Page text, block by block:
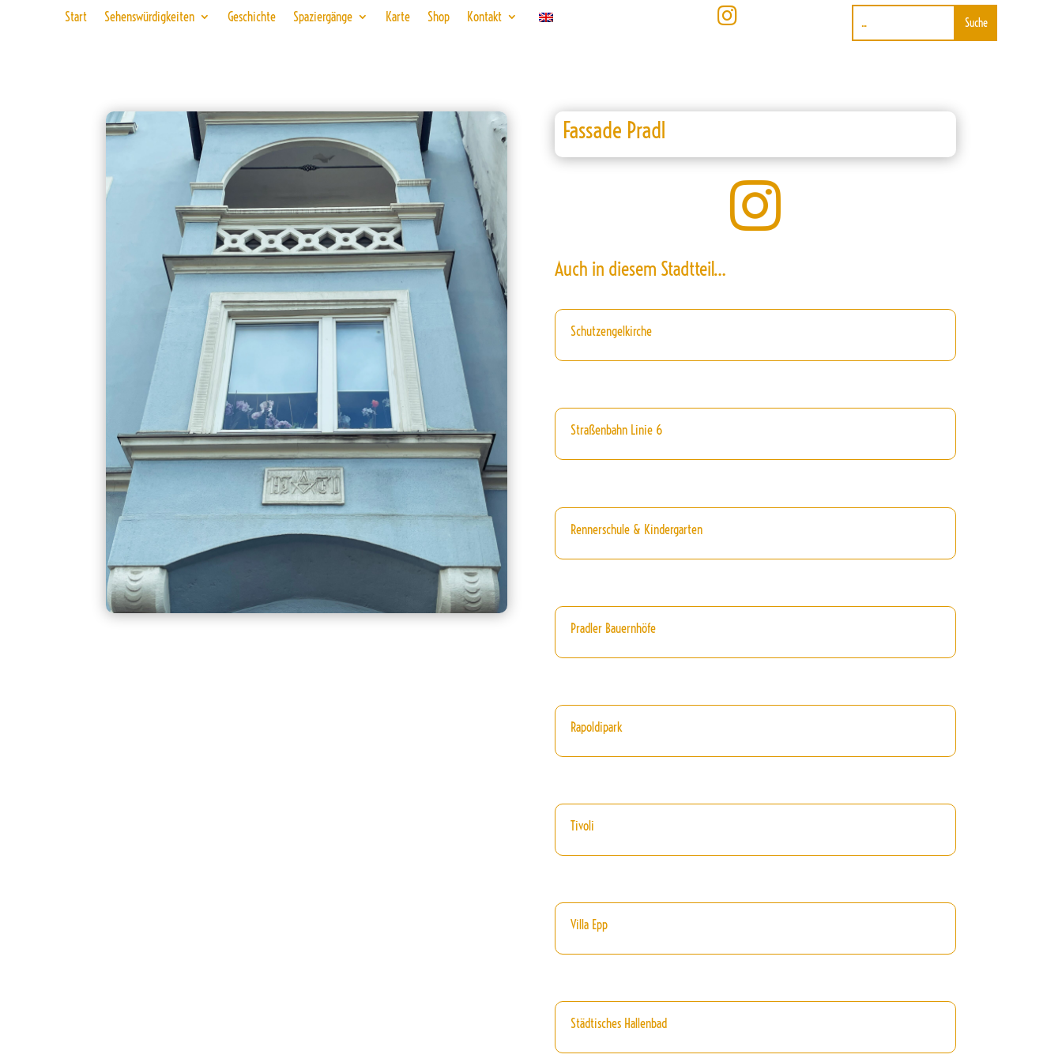
Start Sehenswürdigkeiten Geschichte Spaziergänge Karte Shop Kontakt 
Fassade Pradl

Auch in diesem Stadtteil…
Schutzengelkirche
Straßenbahn Linie 6
Rennerschule & Kindergarten
Pradler Bauernhöfe
Rapoldipark
Tivoli
Villa Epp
Städtisches Hallenbad